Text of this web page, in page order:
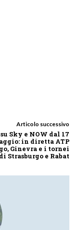
Articolo successivo
Sky e NOW dal 17
in diretta ATP
Ginevra e i tornei
Strasburgo e Rabat